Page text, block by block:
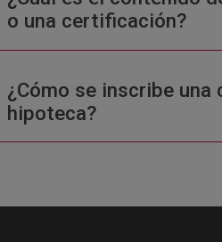
o una certificación?
¿Cómo se inscribe una
hipoteca?